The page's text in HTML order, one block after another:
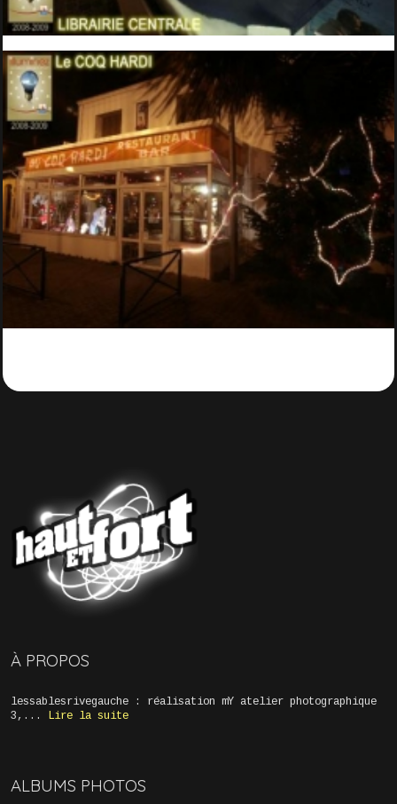
À PROPOS
lessablesrivegauche : réalisation mY atelier photographique
3,...
Lire la suite
ALBUMS PHOTOS